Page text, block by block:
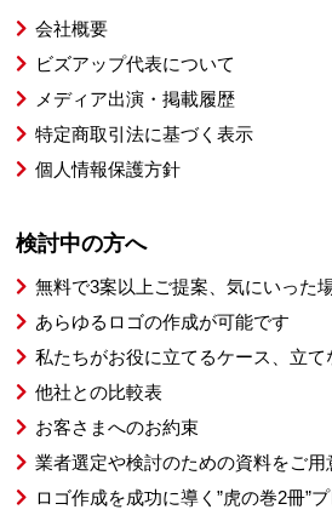
会社概要
ビズアップ代表について
メディア出演・掲載履歴
特定商取引法に基づく表示
個人情報保護方針
検討中の方へ
無料で3案以上ご提案、気にいった
あらゆるロゴの作成が可能です
私たちがお役に立てるケース、立て
他社との比較表
お客さまへのお約束
業者選定や検討のための資料をご用
ロゴ作成を成功に導く”虎の巻2冊”